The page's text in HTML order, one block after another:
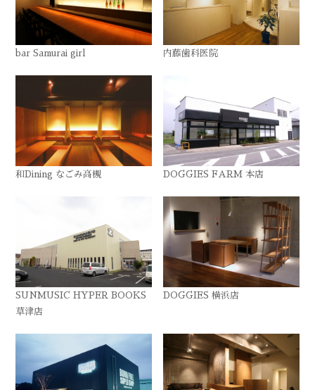
bar Samurai girl 内藤歯科医院
和Dining なごみ高槻 DOGGIES FARM 本店
SUNMUSIC HYPER BOOKS
草津店
DOGGIES 横浜店